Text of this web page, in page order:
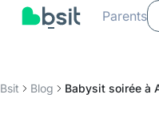
Parents
Bsit Blog Babysit soirée à